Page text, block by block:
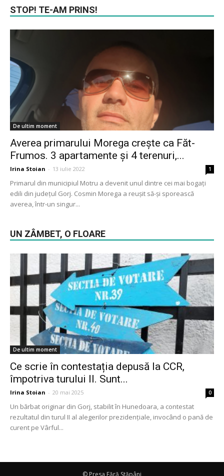
STOP! TE-AM PRINS!
De ultim moment
Averea primarului Morega crește ca Făt-
Frumos. 3 apartamente și 4 terenuri,...
Irina Stoian - 13 iulie 2022 1
Primarul din municipiul Motru a devenit unul dintre cei mai bogați
edili din județul Gorj. Cosmin Morega a reușit să-și sporească
averea, într-un singur...
UN ZÂMBET, O FLOARE
De ultim moment
Ce scrie în contestația depusă la CCR,
împotriva turului II. Sunt...
Irina Stoian - 20 mai 2025 0
Un bărbat originar din Gorj, stabilit în Hunedoara, a contestat
rezultatul din turul II al alegerilor prezidențiale, invocând o pană de
curent pe Vârful...